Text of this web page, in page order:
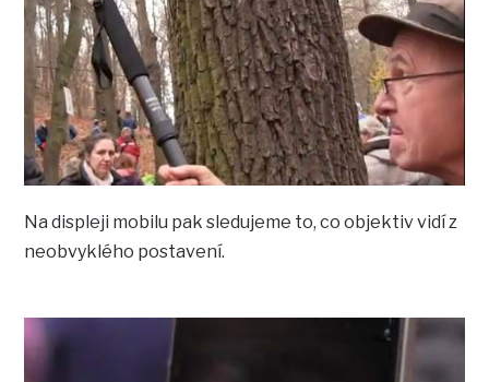
Na displeji mobilu pak sledujeme to, co objektiv vidí z
neobvyklého postavení.